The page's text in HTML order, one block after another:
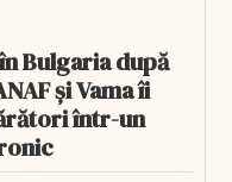
Bulgaria după
și Vama îi
într-un